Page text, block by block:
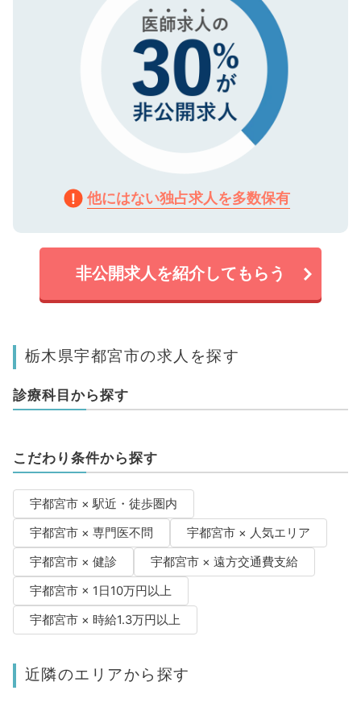
他にはない独占求人を多数保有
非公開求人を紹介してもらう
栃木県宇都宮市の求人を探す
診療科目から探す
こだわり条件から探す
宇都宮市 × 駅近・徒歩圏内
宇都宮市 × 専門医不問
宇都宮市 × 人気エリア
宇都宮市 × 健診
宇都宮市 × 遠方交通費支給
宇都宮市 × 1日10万円以上
宇都宮市 × 時給1.3万円以上
近隣のエリアから探す